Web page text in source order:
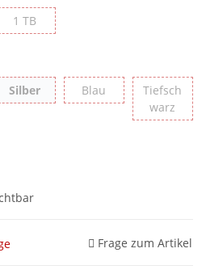
1 TB 1 TB
SilberSilber Blau Blau
Tiefsch
warz
Frage zum Artikel